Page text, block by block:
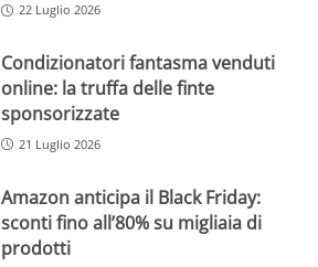
22 Luglio 2026
Condizionatori fantasma venduti
online: la truffa delle finte
sponsorizzate
21 Luglio 2026
Amazon anticipa il Black Friday:
sconti fino all’80% su migliaia di
prodotti